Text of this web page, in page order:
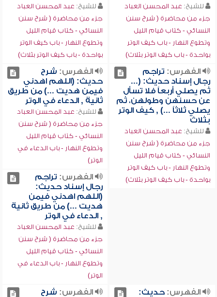
للشيخ: عبد المحسن العباد
جزء من محاضرة ( شرح سنن
النسائي - كتاب قيام الليل
وتطوع النهار - باب كيف الوتر
بواحدة - باب كيف الوتر بثلاث)
للشيخ: عبد المحسن العباد
جزء من محاضرة ( شرح سنن
النسائي - كتاب قيام الليل
وتطوع النهار - باب كيف الوتر
بواحدة - باب كيف الوتر بثلاث)
الفهرس: تراجم
رجال إسناد حديث: (...
ثم يصلي أربعاً فلا تسأل
عن حسنهن وطولهن، ثم
يصلي ثلاثاً ...) , كيف الوتر
بثلاث
للشيخ: عبد المحسن العباد
جزء من محاضرة ( شرح سنن
النسائي - كتاب قيام الليل
وتطوع النهار - باب كيف الوتر
بواحدة - باب كيف الوتر بثلاث)
الفهرس: شرح
حديث: (اللهم اهدني
فيمن هديت ...) من طريق
ثانية , الدعاء في الوتر
للشيخ: عبد المحسن العباد
جزء من محاضرة ( شرح سنن
النسائي - كتاب قيام الليل
وتطوع النهار - باب الدعاء في
الوتر)
الفهرس: تراجم
رجال إسناد حديث:
(اللهم اهدني فيمن
هديت ...) من طريق ثانية
, الدعاء في الوتر
للشيخ: عبد المحسن العباد
جزء من محاضرة ( شرح سنن
النسائي - كتاب قيام الليل
وتطوع النهار - باب الدعاء في
الوتر)
الفهرس:حديث:
الفهرس: شرح